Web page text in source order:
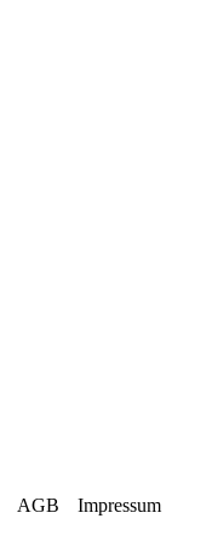
AGB Impressum